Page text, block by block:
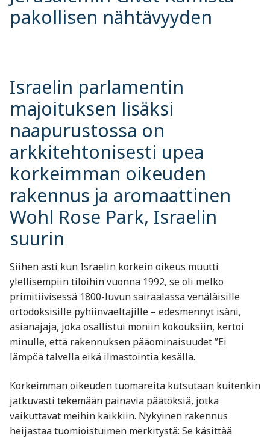
pakollisen nähtävyyden
Israelin parlamentin
majoituksen lisäksi
naapurustossa on
arkkitehtonisesti upea
korkeimman oikeuden
rakennus ja aromaattinen
Wohl Rose Park, Israelin
suurin
Siihen asti kun Israelin korkein oikeus muutti
ylellisempiin tiloihin vuonna 1992, se oli melko
primitiivisessä 1800-luvun sairaalassa venäläisille
ortodoksisille pyhiinvaeltajille – edesmennyt isäni,
asianajaja, joka osallistui moniin kokouksiin, kertoi
minulle, että rakennuksen pääominaisuudet ”Ei
lämpöä talvella eikä ilmastointia kesällä.
Korkeimman oikeuden tuomareita kutsutaan kuitenkin
jatkuvasti tekemään painavia päätöksiä, jotka
vaikuttavat meihin kaikkiin. Nykyinen rakennus
heijastaa tuomioistuimen merkitystä: Se käsittää